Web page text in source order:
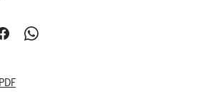
en mail
para compartir en linkedin
para compartir en twitter
Abrir ventana para compartir en facebook
Abrir ventana para compartir en